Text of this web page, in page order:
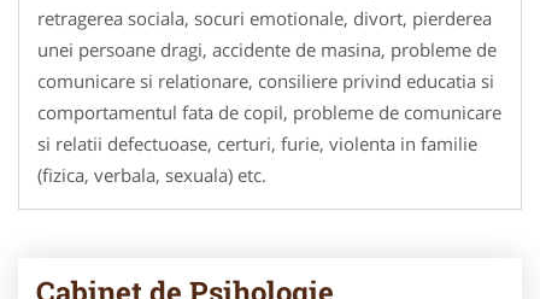
retragerea sociala, socuri emotionale, divort, pierderea
unei persoane dragi, accidente de masina, probleme de
comunicare si relationare, consiliere privind educatia si
comportamentul fata de copil, probleme de comunicare
si relatii defectuoase, certuri, furie, violenta in familie
(fizica, verbala, sexuala) etc.